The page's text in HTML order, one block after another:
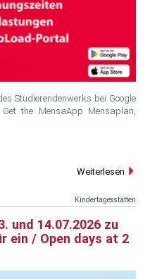
Studierendenwerks bei Google
the MensaApp Mensaplan,
Weiterlesen
Kindertagesstätten
und 14.07.2026 zu
ein / Open days at 2